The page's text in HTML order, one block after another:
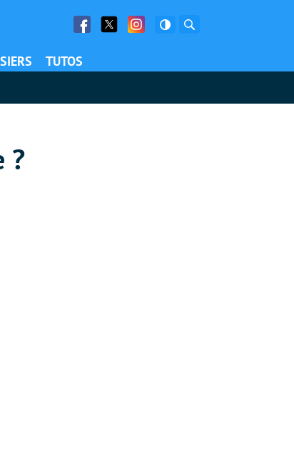
Facebook
Twitter Facebook
TUTOS
?